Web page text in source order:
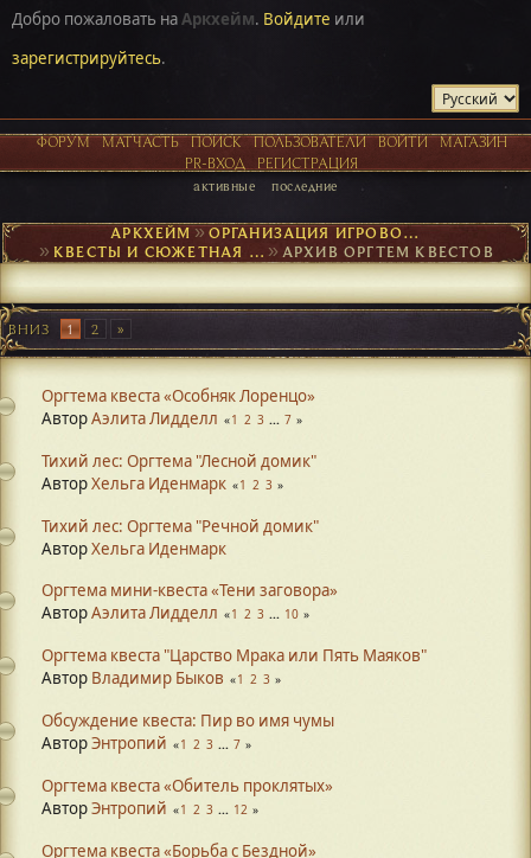
Добро пожаловать наАркхейм. Войдите или
зарегистрируйтесь.
ФОРУМ МАТЧАСТЬ ПОИСК ПОЛЬЗОВАТЕЛИ ВОЙТИ
МАГАЗИН
PR-ВХОД
РЕГИСТРАЦИЯ
активные последние
АРКХЕЙМ► ОРГАНИЗАЦИЯ ИГРОВОГО ПРОЦЕССА
► КВЕСТЫ И СЮЖЕТНАЯ ОСНОВА ►АРХИВ ОРГТЕМ КВЕСТОВ
ВНИЗ 1 2
Оргтема квеста «Особняк Лоренцо»
АвторАэлита Лидделл 1 2 3 ... 7
Тихий лес: Оргтема "Лесной домик"
АвторХельга Иденмарк 1 2 3
Тихий лес: Оргтема "Речной домик"
АвторХельга Иденмарк
Оргтема мини-квеста «Тени заговора»
АвторАэлита Лидделл 1 2 3 ... 10
Оргтема квеста "Царство Мрака или Пять Маяков"
Автор Владимир Быков 1 2 3
Обсуждение квеста: Пир во имя чумы
АвторЭнтропий 1 2 3 ... 7
Оргтема квеста «Обитель проклятых»
АвторЭнтропий 1 2 3 ... 12
Оргтема квеста «Борьба с Бездной»